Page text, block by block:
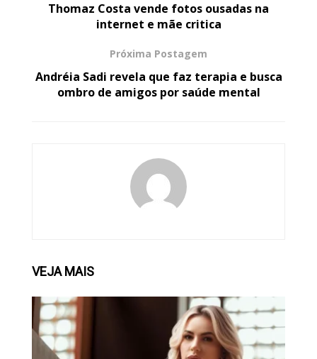
Thomaz Costa vende fotos ousadas na
internet e mãe critica
Próxima Postagem
Andréia Sadi revela que faz terapia e busca
ombro de amigos por saúde mental
VEJAMAIS